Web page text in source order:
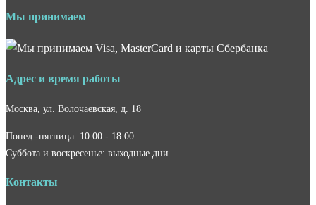
Мы принимаем
Адрес и время работы
Москва, ул. Волочаевская, д. 18
Понед.-пятница: 10:00 - 18:00
Суббота и воскресенье: выходные дни.
Контакты